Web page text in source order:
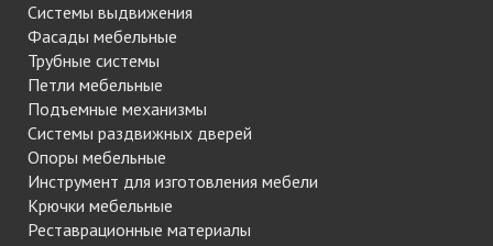
Системы выдвижения
Фасады мебельные
Трубные системы
Петли мебельные
Подъемные механизмы
Системы раздвижных дверей
Опоры мебельные
Инструмент для изготовления мебели
Крючки мебельные
Реставрационные материалы